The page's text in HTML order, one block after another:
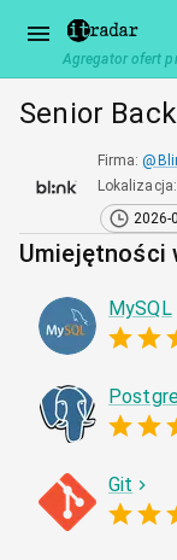
Agregator ofert
Senior
Firma: @
Lokalizacja:
2026-
Umiejętności
MySQL
Git